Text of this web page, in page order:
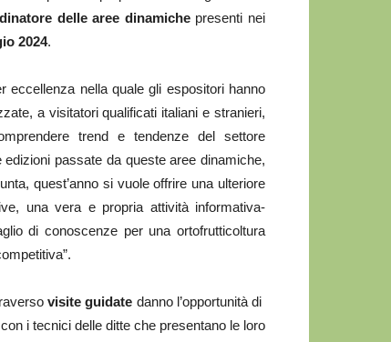
delle aree dinamichepresenti nei
2024.
eccellenza nella quale gli espositori hanno
a visitatori qualificati italiani e stranieri,
trend e tendenze del settore
passate da queste aree dinamiche,
quest’anno si vuole offrire una ulteriore
una vera e propria attività informativa-
di conoscenze per una ortofrutticoltura
visite guidate danno l’opportunità di
i tecnici delle ditte che presentano le loro